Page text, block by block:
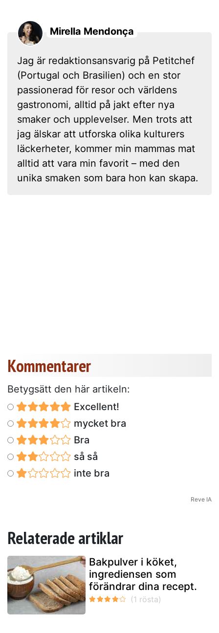
Mirella Mendonça
Jag är redaktionsansvarig på Petitchef
(Portugal och Brasilien) och en stor
passionerad för resor och världens
gastronomi, alltid på jakt efter nya
smaker och upplevelser. Men trots att
jag älskar att utforska olika kulturers
läckerheter, kommer min mammas mat
alltid att vara min favorit – med den
unika smaken som bara hon kan skapa.
Kommentarer
Betygsätt den här artikeln:
Excellent!
mycket bra
Bra
så så
inte bra
Reve IA
Relaterade artiklar
Bakpulver i köket,
ingrediensen som
förändrar dina recept.